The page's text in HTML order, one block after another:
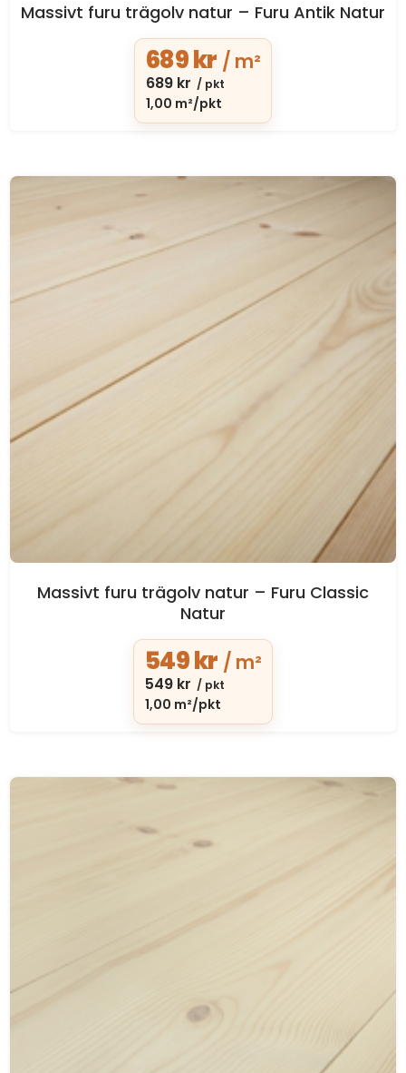
Massivt furu trägolv natur – Furu Antik Natur
689kr / m²
689 kr / pkt
1,00 m²/pkt
Massivt furu trägolv natur – Furu Classic
Natur
549kr / m²
549 kr / pkt
1,00 m²/pkt